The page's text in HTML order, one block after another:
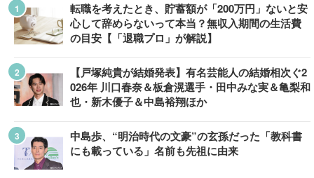
転職を考えたとき、貯蓄額が「200万円」ないと安
心して辞めらないって本当？無収入期間の生活費
の目安【「退職プロ」が解説】
【戸塚純貴が結婚発表】有名芸能人の結婚相次ぐ2
026年 川口春奈＆板倉滉選手・田中みな実＆亀梨和
也・新木優子＆中島裕翔ほか
中島歩、“明治時代の文豪”の玄孫だった「教科書
にも載っている」名前も先祖に由来